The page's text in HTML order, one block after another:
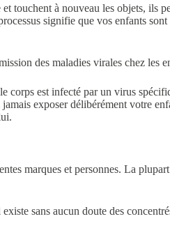
touchent à nouveau les objets, ils
signifie que vos enfants
des maladies virales chez les
corps est infecté par un virus
exposer délibérément votre
marques et personnes. La
sans aucun doute des